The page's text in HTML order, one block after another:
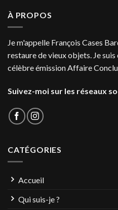
À PROPOS
Je m'appelle François Cases
restaure de vieux objets. Je
célèbre émission Affaire
Suivez-moi sur les réseaux
CATÉGORIES
Accueil
Qui suis-je ?